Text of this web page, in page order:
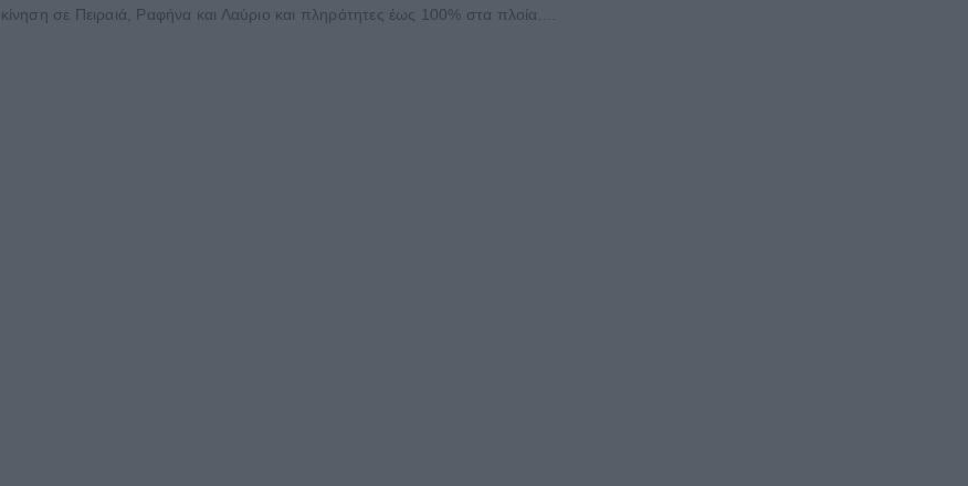
σε Πειραιά, Ραφήνα και Λαύριο και πληρότητες έως 100% στα πλοία....